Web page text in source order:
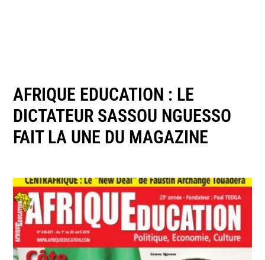
AFRIQUE EDUCATION : LE
DICTATEUR SASSOU NGUESSO
FAIT LA UNE DU MAGAZINE